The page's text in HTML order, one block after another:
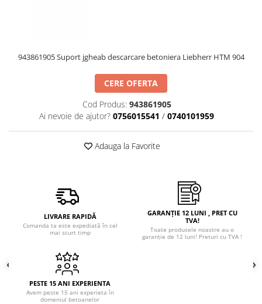
943861905 Suport jgheab descarcare betoniera Liebherr HTM 904
CERE OFERTA
Cod Produs: 943861905
Ai nevoie de ajutor? 0756015541 / 0740101959
Adauga la Favorite
LIVRARE RAPIDĂ
Comanda ta este expediată în cel
mai scurt timp
GARANȚIE 12 LUNI , PRET CU
TVA!
Toate produsele noastre au o
garanție de 12 luni! Preturi cu TVA !
PESTE 15 ANI EXPERIENTA
Avem peste 15 ani experieta în
domeniul betoanelor